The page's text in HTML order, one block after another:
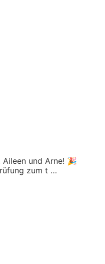
Aileen und Arne! 🎉
zum t …